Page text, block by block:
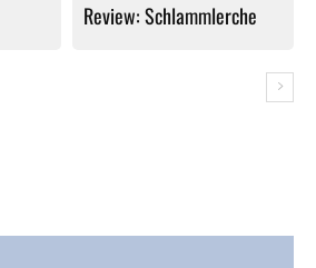
Review: Schlammlerche